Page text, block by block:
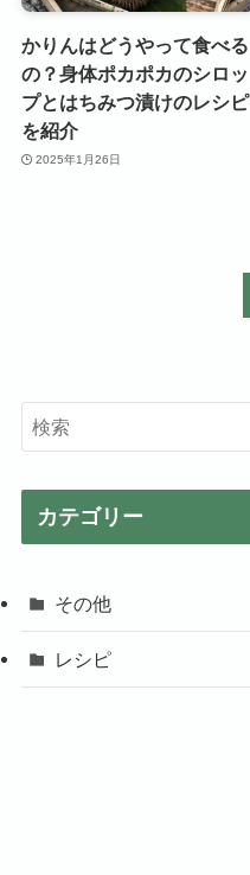
かりんはどうやって食べる
の？身体ポカポカのシロッ
プとはちみつ漬けのレシピ
を紹介
2025年1月26日
カテゴリー
その他
レシピ